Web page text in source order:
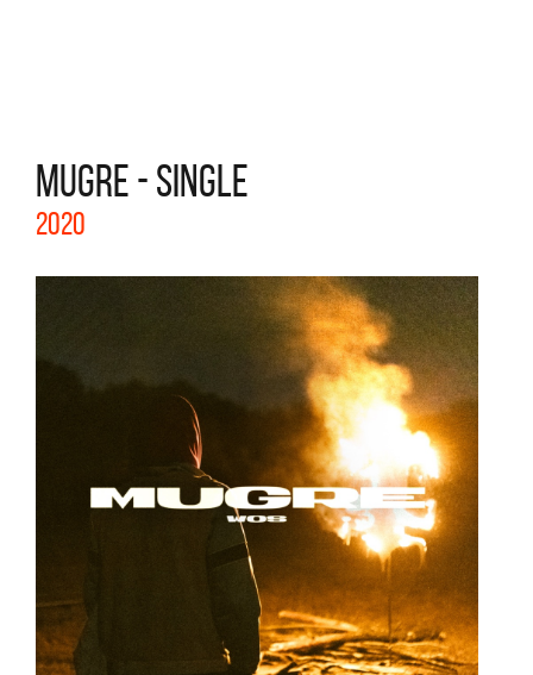
MUGRE - SINGLE
2020